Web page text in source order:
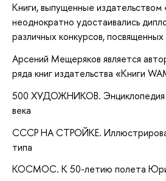
Книги, выпущенные издательством
неоднократно удостаивались
различных конкурсов,
Арсений Мещеряков является
ряда книг издательства «Книги
500 ХУДОЖНИКОВ. Энциклопедия
века
СССР НА СТРОЙКЕ.
типа
КОСМОС. К 50-летию полета